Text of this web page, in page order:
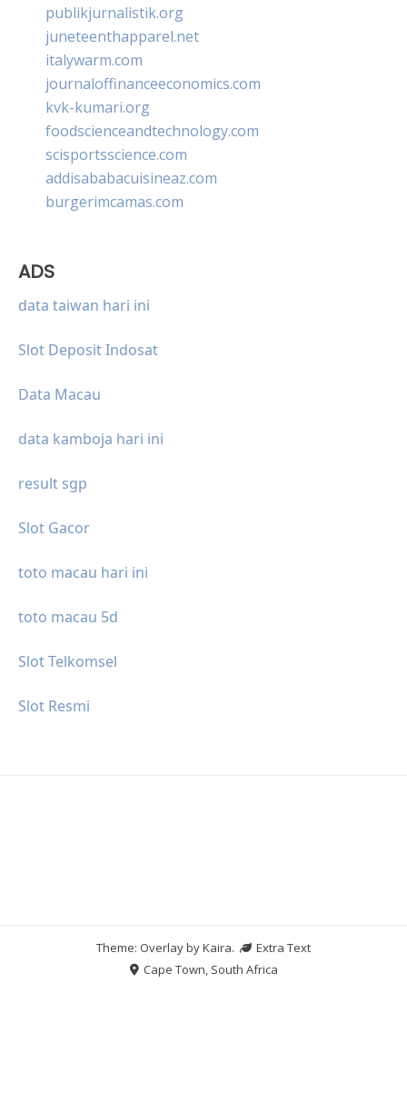
publikjurnalistik.org
juneteenthapparel.net
italywarm.com
journaloffinanceeconomics.com
kvk-kumari.org
foodscienceandtechnology.com
scisportsscience.com
addisababacuisineaz.com
burgerimcamas.com
ADS
data taiwan hari ini
Slot Deposit Indosat
Data Macau
data kamboja hari ini
result sgp
Slot Gacor
toto macau hari ini
toto macau 5d
Slot Telkomsel
Slot Resmi
Theme: Overlay byKaira.
Extra Text
Cape Town, South Africa